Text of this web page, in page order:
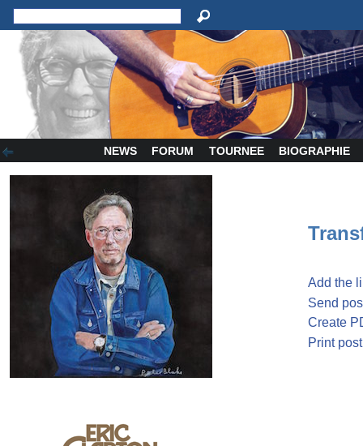
NEWS FORUM TOURNEE BIOGRAPHIE
Add the
Send
Create
Print post